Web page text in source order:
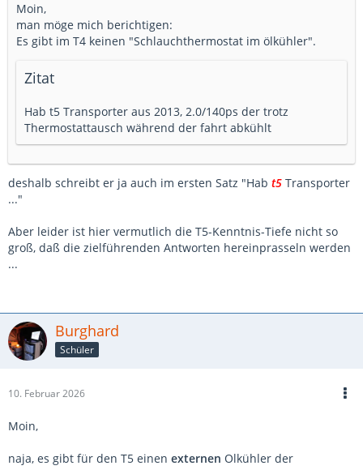
Moin,
man möge mich berichtigen:
Es gibt im T4 keinen "Schlauchthermostat im ölkühler".
Zitat
Hab t5 Transporter aus 2013, 2.0/140ps der trotz
Thermostattausch während der fahrt abkühlt
deshalb schreibt er ja auch im ersten Satz "Hab t5 Transporter
..."
Aber leider ist hier vermutlich die T5-Kenntnis-Tiefe nicht so
groß, daß die zielführenden Antworten hereinprasseln werden
...
Burghard
Schüler
10. Februar 2026
Moin,
naja, es gibt für den T5 einen externen Olkühler der